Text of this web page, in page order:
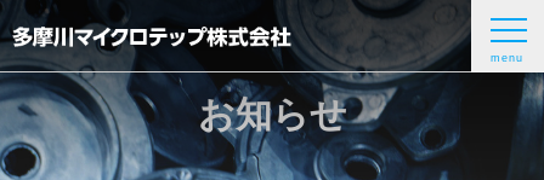
menu
お知らせ